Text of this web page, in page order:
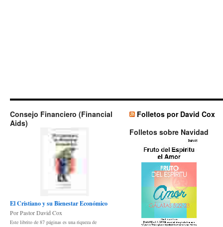
Consejo Financiero (Financial
Aids)
El Cristiano y su Bienestar Económico
Por Pastor David Cox
Este librito de 87 páginas es una riqueza de
Folletos por David Cox
Folletos sobre Navidad